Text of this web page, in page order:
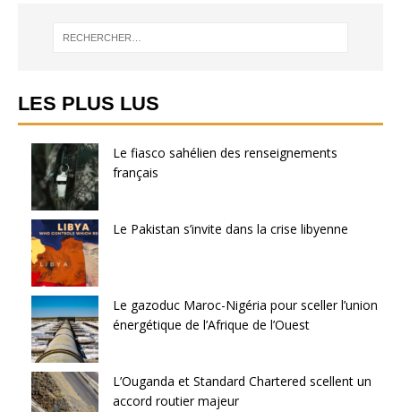
LES PLUS LUS
Le fiasco sahélien des renseignements
français
Le Pakistan s’invite dans la crise libyenne
Le gazoduc Maroc-Nigéria pour sceller l’union
énergétique de l’Afrique de l’Ouest
L’Ouganda et Standard Chartered scellent un
accord routier majeur